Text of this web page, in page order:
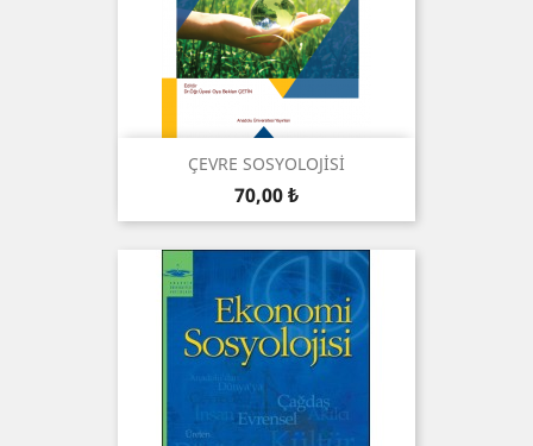
ÇEVRE SOSYOLOJİSİ
Preis
70,00 ₺